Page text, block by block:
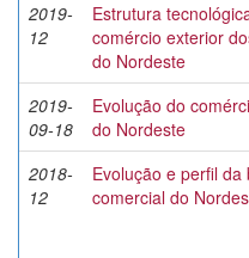
2019-
12
Estrutura
comércio exterior
do Nordeste
2019-
09-18
Evolução do
do Nordeste
2018-
12
Evolução e perfil da
comercial do